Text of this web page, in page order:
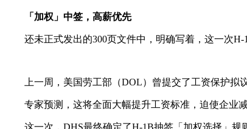
「加权」中签，高薪优先
还未正式发出的300页文件中，明确写着，这一次H-
上一周，美国劳工部（DOL）曾提交了工资保护拟议
专家预测，这将全面大幅提升工资标准，迫使企业减